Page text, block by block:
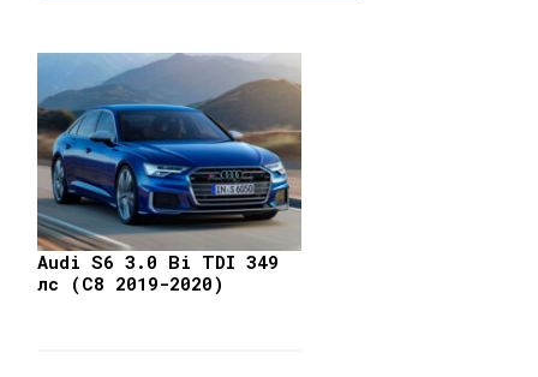
Audi S6 3.0 Bi TDI 349
лс (C8 2019-2020)